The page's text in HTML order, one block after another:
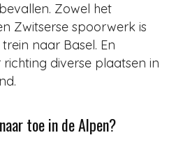
Zowel het
Zwitserse spoorwerk is
naar Basel. En
diverse plaatsen in
toe in de Alpen?